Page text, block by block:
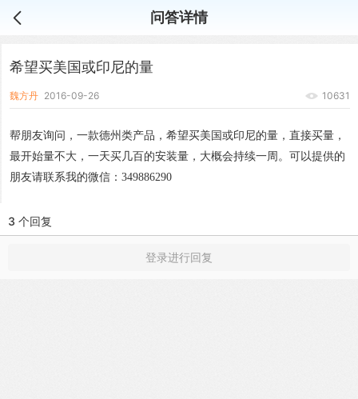
问答详情
希望买美国或印尼的量
魏方丹 2016-09-26 10631
帮朋友询问，一款德州类产品，希望买美国或印尼的量，直接买量，
最开始量不大，一天买几百的安装量，大概会持续一周。可以提供的
朋友请联系我的微信：349886290
3 个回复
登录进行回复